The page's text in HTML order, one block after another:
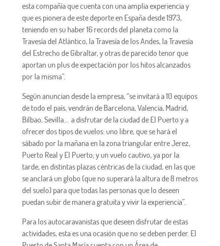
esta compañía que cuenta con una amplia experiencia y
que es pionera de este deporte en España desde 1973,
teniendo en su haber 16 records del planeta como la
Travesía del Atlántico, la Travesía de los Andes, la Travesía
del Estrecho de Gibraltar, y otras de parecido tenor que
aportan un plus de expectación por los hitos alcanzados
por la misma”.
Según anuncian desde la empresa, “se invitará a 10 equipos
de todo el país, vendrán de Barcelona, Valencia, Madrid,
Bilbao, Sevilla… a disfrutar de la ciudad de El Puerto y a
ofrecer dos tipos de vuelos: uno libre, que se hará el
sábado por la mañana en la zona triangular entre Jerez,
Puerto Real y El Puerto; y un vuelo cautivo, ya por la
tarde, en distintas plazas céntricas de la ciudad, en las que
se anclará un globo (que no superará la altura de 8 metros
del suelo) para que todas las personas que lo deseen
puedan subir de manera gratuita y vivir la experiencia”.
Para los autocaravanistas que deseen disfrutar de estas
actividades, esta es una ocasión que no se deben perder. El